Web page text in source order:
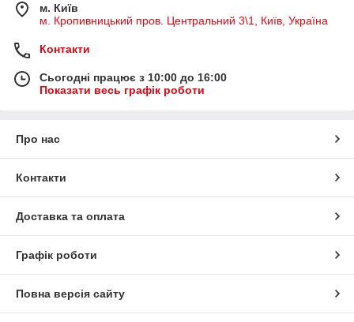
м. Київ
м. Кропивницький пров. Центральний 3\1, Київ, Україна
Контакти
Сьогодні працює з 10:00 до 16:00
Показати весь графік роботи
Про нас
Контакти
Доставка та оплата
Графік роботи
Повна версія сайту